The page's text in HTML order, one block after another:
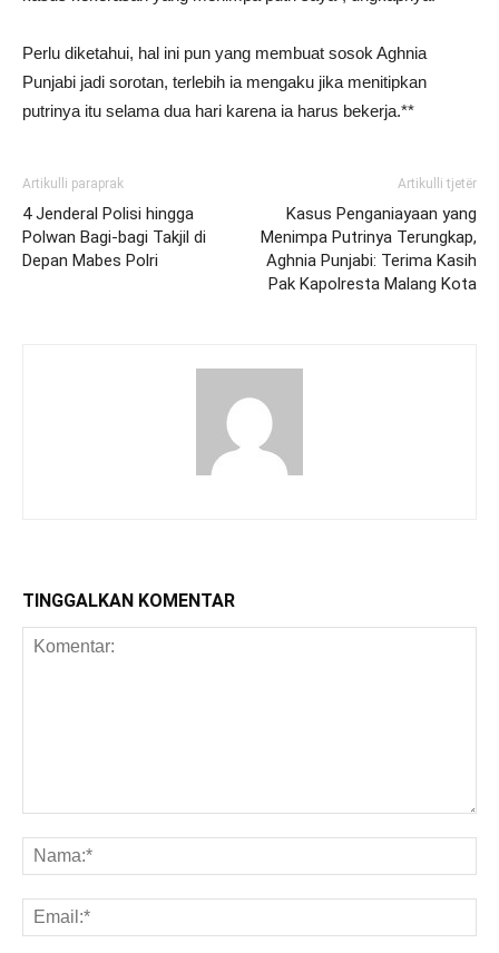
Perlu diketahui, hal ini pun yang membuat sosok Aghnia
Punjabi jadi sorotan, terlebih ia mengaku jika menitipkan
putrinya itu selama dua hari karena ia harus bekerja.**
Artikulli paraprak
4 Jenderal Polisi hingga
Polwan Bagi-bagi Takjil di
Depan Mabes Polri
Artikulli tjetër
Kasus Penganiayaan yang
Menimpa Putrinya Terungkap,
Aghnia Punjabi: Terima Kasih
Pak Kapolresta Malang Kota
TINGGALKAN KOMENTAR